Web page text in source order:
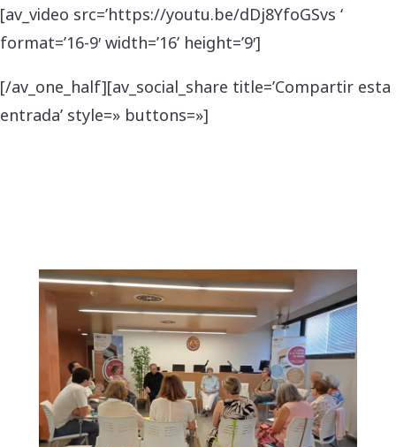
[av_video src=’https://youtu.be/dDj8YfoGSvs ‘
format=’16-9′ width=’16’ height=’9′]
[/av_one_half][av_social_share title=’Compartir esta
entrada’ style=» buttons=»]